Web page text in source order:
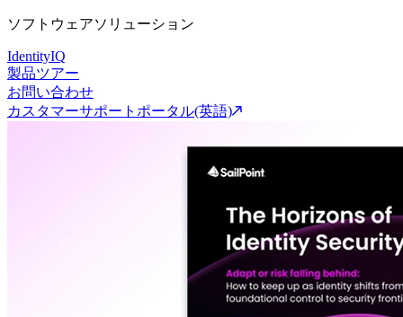
ソフトウェアソリューション
IdentityIQ
製品ツアー
お問い合わせ
カスタマーサポートポータル(英語)